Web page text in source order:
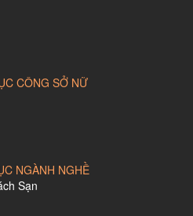
CÔNG SỞ NỮ
NGÀNH NGHỀ
Sạn